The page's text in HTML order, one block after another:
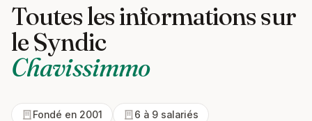
Toutes les informations sur
le Syndic
Chavissimmo
Fondé en 2001
6 à 9 salariés